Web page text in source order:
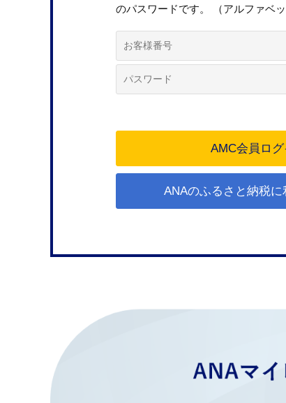
のパスワードです。 （アルファベッ
ANAのふるさと納税に